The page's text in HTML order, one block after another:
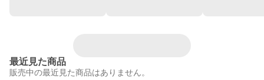
最近見た商品
販売中の最近見た商品はありません。